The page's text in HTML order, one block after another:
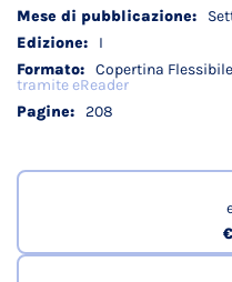
I
Copertina
tramite eReader
208